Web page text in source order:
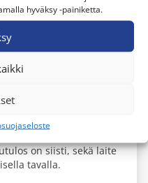
hyväksy -painiketta.
sekä opastaa laitteen
on siisti, sekä laite
tavalla.